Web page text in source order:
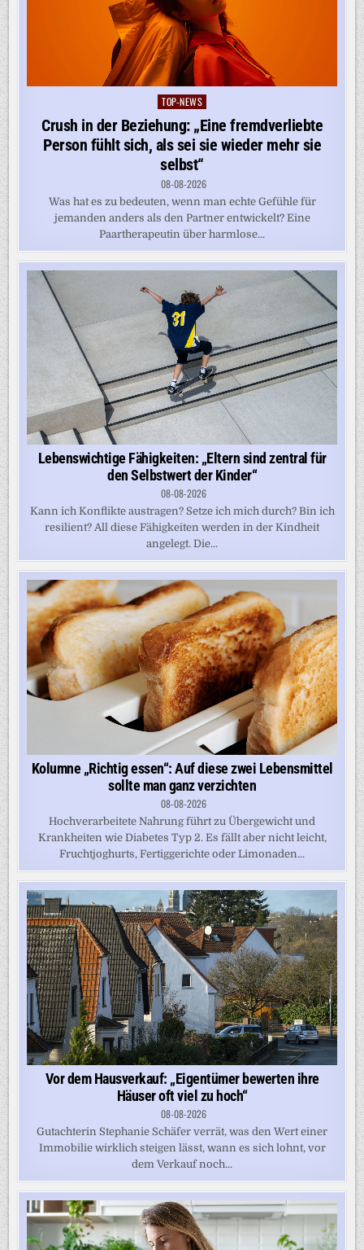
Posted
in
TOP-NEWS
Crush in der Beziehung: „Eine fremdverliebte
Person fühlt sich, als sei sie wieder mehr sie
selbst“
08-08-2026
Was hat es zu bedeuten, wenn man echte Gefühle für
jemanden anders als den Partner entwickelt? Eine
Paartherapeutin über harmlose...
Lebenswichtige Fähigkeiten: „Eltern sind zentral für
den Selbstwert der Kinder“
08-08-2026
Kann ich Konflikte austragen? Setze ich mich durch? Bin ich
resilient? All diese Fähigkeiten werden in der Kindheit
angelegt. Die...
Kolumne „Richtig essen“: Auf diese zwei Lebensmittel
sollte man ganz verzichten
08-08-2026
Hochverarbeitete Nahrung führt zu Übergewicht und
Krankheiten wie Diabetes Typ 2. Es fällt aber nicht leicht,
Fruchtjoghurts, Fertiggerichte oder Limonaden...
Vor dem Hausverkauf: „Eigentümer bewerten ihre
Häuser oft viel zu hoch“
08-08-2026
Gutachterin Stephanie Schäfer verrät, was den Wert einer
Immobilie wirklich steigen lässt, wann es sich lohnt, vor
dem Verkauf noch...